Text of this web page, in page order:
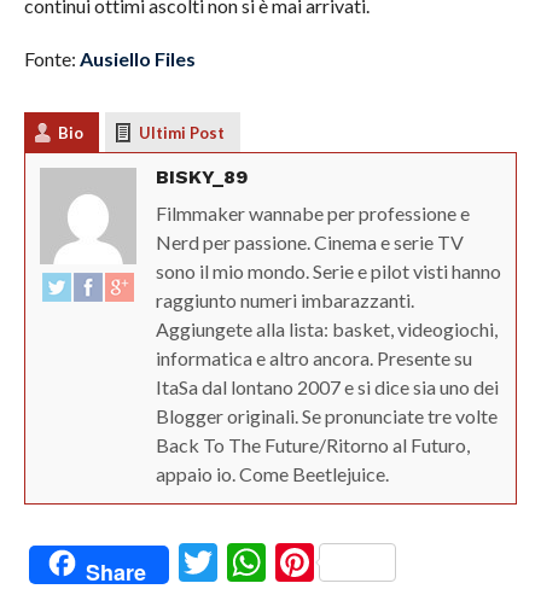
continui ottimi ascolti non si è mai arrivati.
Fonte: Ausiello Files
Bio Ultimi Post
BISKY_89
Filmmaker wannabe per professione e
Nerd per passione. Cinema e serie TV
sono il mio mondo. Serie e pilot visti hanno
raggiunto numeri imbarazzanti.
Aggiungete alla lista: basket, videogiochi,
informatica e altro ancora. Presente su
ItaSa dal lontano 2007 e si dice sia uno dei
Blogger originali. Se pronunciate tre volte
Back To The Future/Ritorno al Futuro,
appaio io. Come Beetlejuice.
Share Twitter
WhatsApp
Pinterest